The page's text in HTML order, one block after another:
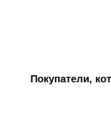
Покупатели,